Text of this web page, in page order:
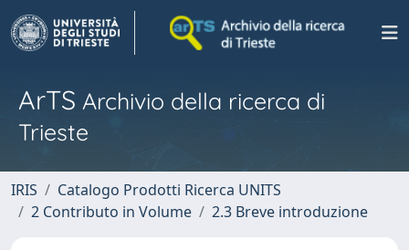
ArTS Archivio della ricerca di
Trieste
IRIS
Catalogo Prodotti Ricerca UNITS
2 Contributo in Volume
2.3 Breve introduzione